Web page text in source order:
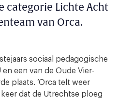
categorie Lichte Acht
van Orca.
sociaal pedagogische
een van de Oude Vier-
plaats. ‘Orca telt weer
keer dat de Utrechtse ploeg